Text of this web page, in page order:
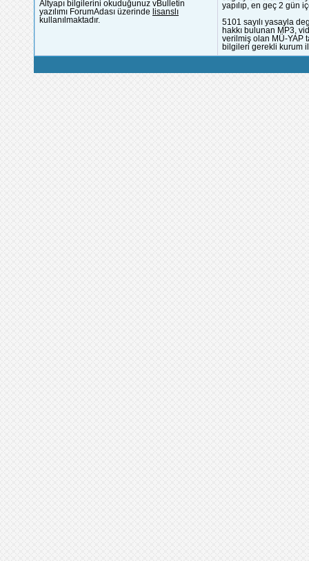
Altyapı bilgilerini okuduğunuz vBulletin
yazılımı ForumAdası üzerinde lisanslı
kullanılmaktadır.
yapılıp, en geç 2 gün
5101 sayılı yasayla
hakkı bulunan MP3,
verilmiş olan MÜ-YAP
bilgileri gerekli kurum